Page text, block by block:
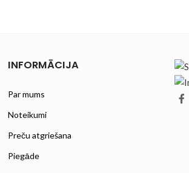
INFORMĀCIJA
Par mums
Noteikumi
Preču atgriešana
Piegāde